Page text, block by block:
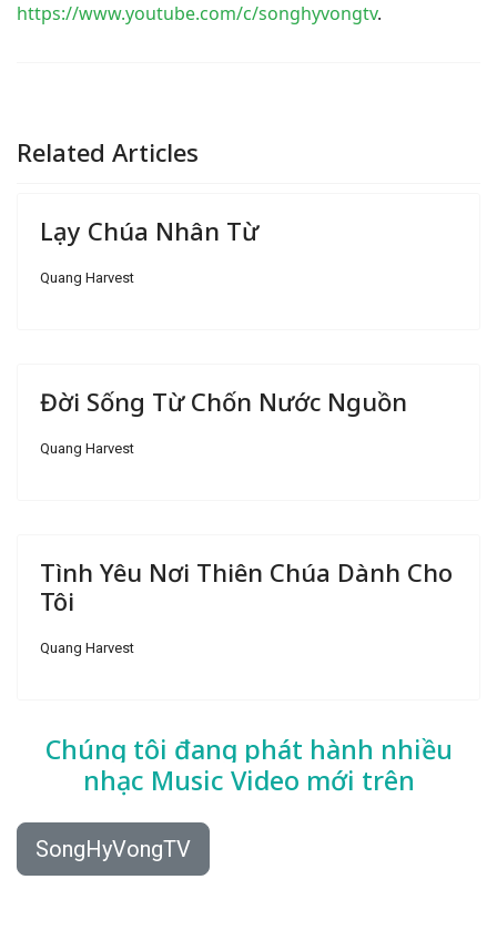
https://www.youtube.com/c/songhyvongtv.
Related Articles
Lạy Chúa Nhân Từ
Quang Harvest
Đời Sống Từ Chốn Nước Nguồn
Quang Harvest
Tình Yêu Nơi Thiên Chúa Dành Cho
Tôi
Quang Harvest
Chúng tôi đang phát hành nhiều
nhạc Music Video mới trên
SongHyVongTV